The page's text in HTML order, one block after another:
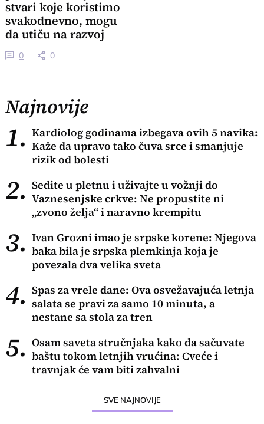
stvari koje koristimo
svakodnevno, mogu
da utiču na razvoj
ploda
0 0
Najnovije
1. Kardiolog godinama izbegava ovih 5 navika:
Kaže da upravo tako čuva srce i smanjuje
rizik od bolesti
2. Sedite u pletnu i uživajte u vožnji do
Vaznesenjske crkve: Ne propustite ni
„zvono želja“ i naravno krempitu
3. Ivan Grozni imao je srpske korene: Njegova
baka bila je srpska plemkinja koja je
povezala dva velika sveta
4. Spas za vrele dane: Ova osvežavajuća letnja
salata se pravi za samo 10 minuta, a
nestane sa stola za tren
5. Osam saveta stručnjaka kako da sačuvate
baštu tokom letnjih vrućina: Cveće i
travnjak će vam biti zahvalni
SVE NAJNOVIJE